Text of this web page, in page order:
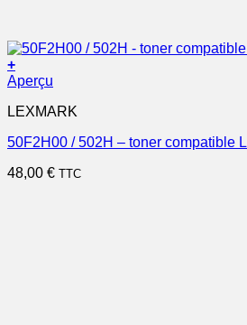
+
Aperçu
LEXMARK
50F2H00 / 502H – toner compatible
48,00 € TTC